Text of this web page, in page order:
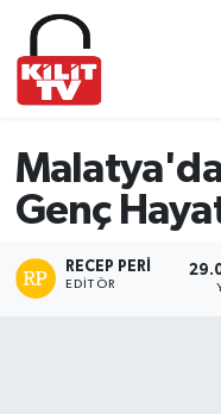
Malatya'da
Genç
RECEP PERI
EDITÖR
Hava Durumu
Trafik Durumu
Süper Lig Puan
Tüm Manşetler